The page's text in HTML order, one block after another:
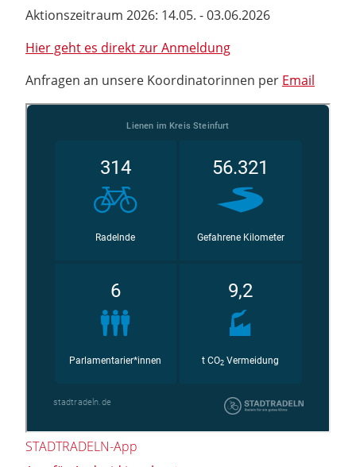
Aktionszeitraum 2026: 14.05. - 03.06.2026
Hier geht es direkt zur Anmeldung
Anfragen an unsere Koordinatorinnen per Email
STADTRADELN-App